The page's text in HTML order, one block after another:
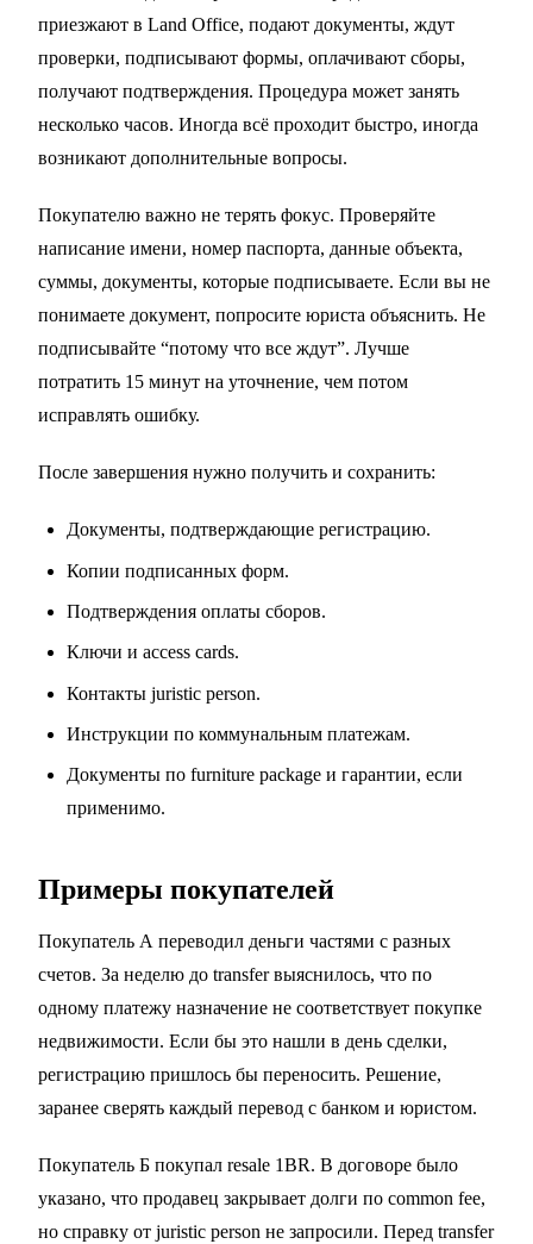
приезжают в Land Office, подают документы, ждут
проверки, подписывают формы, оплачивают сборы,
получают подтверждения. Процедура может занять
несколько часов. Иногда всё проходит быстро, иногда
возникают дополнительные вопросы.
Покупателю важно не терять фокус. Проверяйте
написание имени, номер паспорта, данные объекта,
суммы, документы, которые подписываете. Если вы не
понимаете документ, попросите юриста объяснить. Не
подписывайте “потому что все ждут”. Лучше
потратить 15 минут на уточнение, чем потом
исправлять ошибку.
После завершения нужно получить и сохранить:
Документы, подтверждающие регистрацию.
Копии подписанных форм.
Подтверждения оплаты сборов.
Ключи и access cards.
Контакты juristic person.
Инструкции по коммунальным платежам.
Документы по furniture package и гарантии, если
применимо.
Примеры покупателей
Покупатель А переводил деньги частями с разных
счетов. За неделю до transfer выяснилось, что по
одному платежу назначение не соответствует покупке
недвижимости. Если бы это нашли в день сделки,
регистрацию пришлось бы переносить. Решение,
заранее сверять каждый перевод с банком и юристом.
Покупатель Б покупал resale 1BR. В договоре было
указано, что продавец закрывает долги по common fee,
но справку от juristic person не запросили. Перед transfer